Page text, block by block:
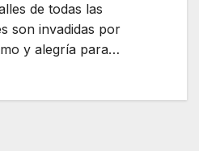
de todas las
son invadidas por
y alegría para…